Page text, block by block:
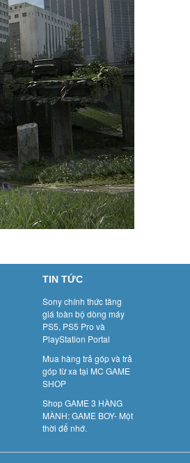
TIN TỨC
Sony chính thức tăng
giá toàn bộ dòng máy
PS5, PS5 Pro và
PlayStation Portal
Mua hàng trả góp và trả
góp từ xa tại MC GAME
SHOP
Shop GAME 3 HÀNG
MÀNH: GAME BOY- Một
thời để nhớ.